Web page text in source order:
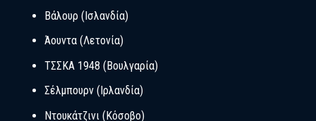
Βάλουρ (Ισλανδία)
Άουντα (Λετονία)
ΤΣΣΚΑ 1948 (Βουλγαρία)
Σέλμπουρν (Ιρλανδία)
Ντουκάτζινι (Κόσοβο)